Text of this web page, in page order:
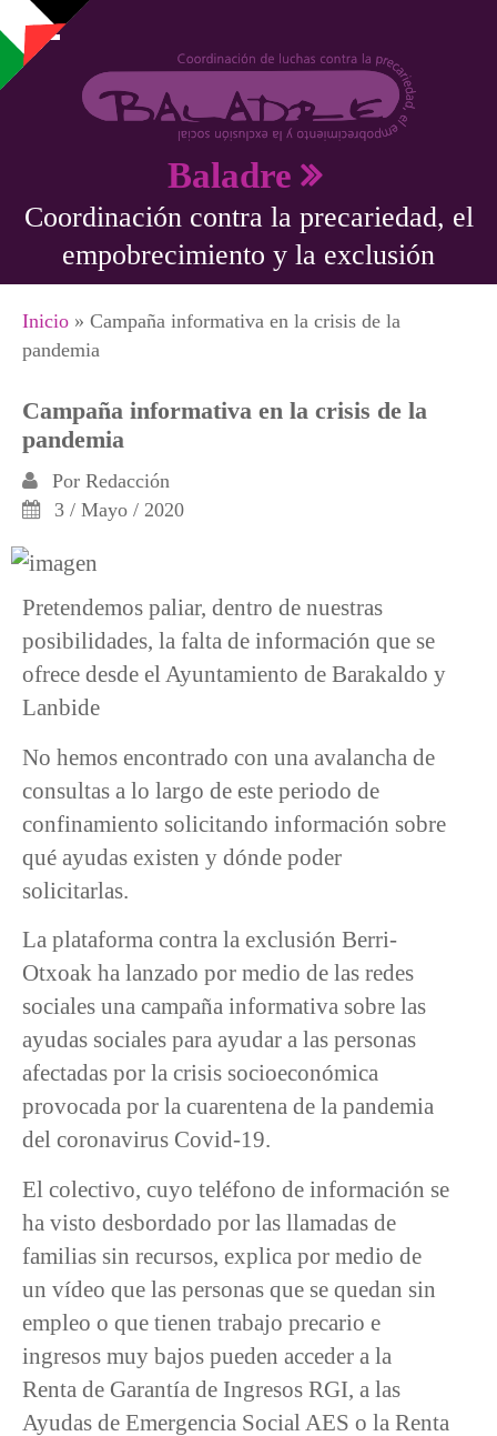
Pasar al contenido principal
Baladre
Coordinación contra la precariedad, el
empobrecimiento y la exclusión
Se encuentra usted aquí
Inicio » Campaña informativa en la crisis de la
pandemia
Campaña informativa en la crisis de la
pandemia
Por Redacción
3 / Mayo / 2020
Pretendemos paliar, dentro de nuestras
posibilidades, la falta de información que se
ofrece desde el Ayuntamiento de Barakaldo y
Lanbide
No hemos encontrado con una avalancha de
consultas a lo largo de este periodo de
confinamiento solicitando información sobre
qué ayudas existen y dónde poder
solicitarlas.
La plataforma contra la exclusión Berri-
Otxoak ha lanzado por medio de las redes
sociales una campaña informativa sobre las
ayudas sociales para ayudar a las personas
afectadas por la crisis socioeconómica
provocada por la cuarentena de la pandemia
del coronavirus Covid-19.
El colectivo, cuyo teléfono de información se
ha visto desbordado por las llamadas de
familias sin recursos, explica por medio de
un vídeo que las personas que se quedan sin
empleo o que tienen trabajo precario e
ingresos muy bajos pueden acceder a la
Renta de Garantía de Ingresos RGI, a las
Ayudas de Emergencia Social AES o la Renta